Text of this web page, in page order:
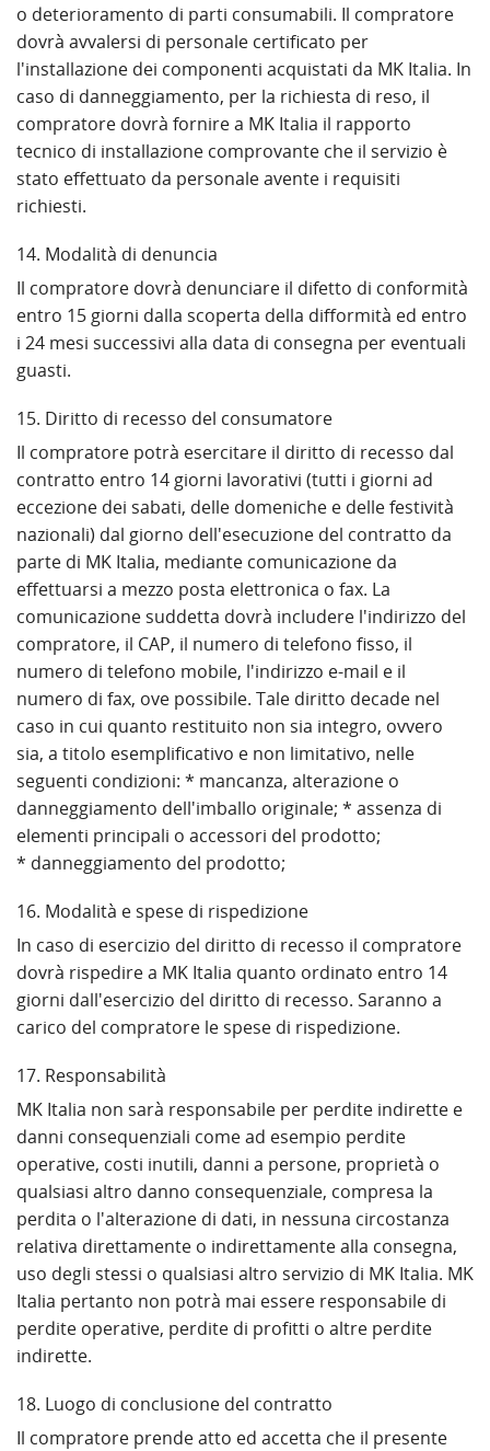
o deterioramento di parti consumabili. Il compratore
dovrà avvalersi di personale certificato per
l'installazione dei componenti acquistati da MK Italia. In
caso di danneggiamento, per la richiesta di reso, il
compratore dovrà fornire a MK Italia il rapporto
tecnico di installazione comprovante che il servizio è
stato effettuato da personale avente i requisiti
richiesti.
14. Modalità di denuncia
Il compratore dovrà denunciare il difetto di conformità
entro 15 giorni dalla scoperta della difformità ed entro
i 24 mesi successivi alla data di consegna per eventuali
guasti.
15. Diritto di recesso del consumatore
Il compratore potrà esercitare il diritto di recesso dal
contratto entro 14 giorni lavorativi (tutti i giorni ad
eccezione dei sabati, delle domeniche e delle festività
nazionali) dal giorno dell'esecuzione del contratto da
parte di MK Italia, mediante comunicazione da
effettuarsi a mezzo posta elettronica o fax. La
comunicazione suddetta dovrà includere l'indirizzo del
compratore, il CAP, il numero di telefono fisso, il
numero di telefono mobile, l'indirizzo e-mail e il
numero di fax, ove possibile. Tale diritto decade nel
caso in cui quanto restituito non sia integro, ovvero
sia, a titolo esemplificativo e non limitativo, nelle
seguenti condizioni: * mancanza, alterazione o
danneggiamento dell'imballo originale; * assenza di
elementi principali o accessori del prodotto;
* danneggiamento del prodotto;
16. Modalità e spese di rispedizione
In caso di esercizio del diritto di recesso il compratore
dovrà rispedire a MK Italia quanto ordinato entro 14
giorni dall'esercizio del diritto di recesso. Saranno a
carico del compratore le spese di rispedizione.
17. Responsabilità
MK Italia non sarà responsabile per perdite indirette e
danni consequenziali come ad esempio perdite
operative, costi inutili, danni a persone, proprietà o
qualsiasi altro danno consequenziale, compresa la
perdita o l'alterazione di dati, in nessuna circostanza
relativa direttamente o indirettamente alla consegna,
uso degli stessi o qualsiasi altro servizio di MK Italia. MK
Italia pertanto non potrà mai essere responsabile di
perdite operative, perdite di profitti o altre perdite
indirette.
18. Luogo di conclusione del contratto
Il compratore prende atto ed accetta che il presente